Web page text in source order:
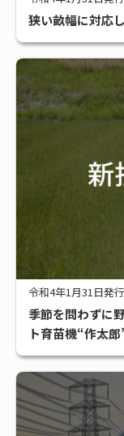
狭い畝幅に対応
令和4年1月31日発
季節を問わずに
ト育苗機“作太郎